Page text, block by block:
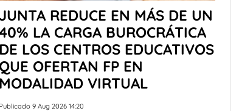
JUNTA REDUCE EN MÁS DE UN
LA CARGA BUROCRÁTICA
DE LOS CENTROS EDUCATIVOS
QUE OFERTAN FP EN
MODALIDAD VIRTUAL
Publicado 9 Aug 2026 14:20